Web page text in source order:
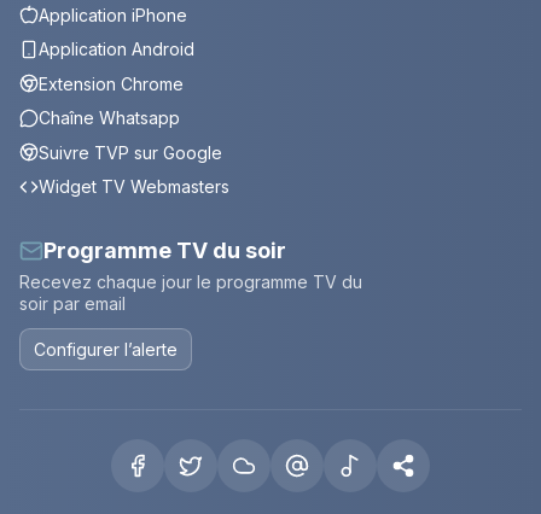
Application iPhone
Application Android
Extension Chrome
Chaîne Whatsapp
Suivre TVP sur Google
Widget TV Webmasters
Programme TV du soir
Recevez chaque jour le programme TV du
soir par email
Configurer l’alerte